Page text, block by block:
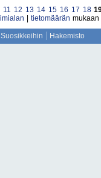
11 12 13 14 15 16 17 18
tietomäärän mukaan
Hakemisto